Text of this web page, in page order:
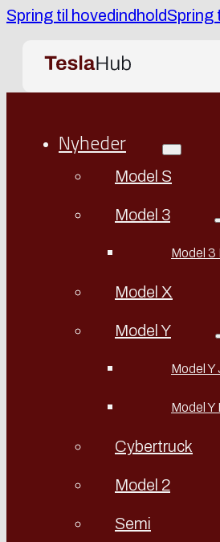
Spring til hovedindholdSpring
Nyheder
Model S
Model 3
Model 3
Model X
Model Y
Model Y
Model Y
Cybertruck
Model 2
Semi